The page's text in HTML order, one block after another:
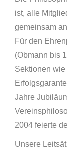
ist, alle
gemeinsam
Für den
(Obmann bis
Sektionen
Jahre
2004 feierte
Unsere